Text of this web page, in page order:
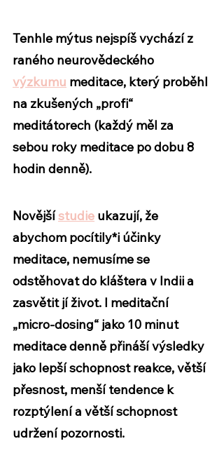
Tenhle mýtus nejspíš vychází z
raného neurovědeckého
výzkumu meditace, který proběhl
na zkušených „profi“
meditátorech (každý měl za
sebou roky meditace po dobu 8
hodin denně).
Novější studie ukazují, že
abychom pocítily*i účinky
meditace, nemusíme se
odstěhovat do kláštera v Indii a
zasvětit jí život. I meditační
„micro-dosing“ jako 10 minut
meditace denně přináší výsledky
jako lepší schopnost reakce, větší
přesnost, menší tendence k
rozptýlení a větší schopnost
udržení pozornosti.